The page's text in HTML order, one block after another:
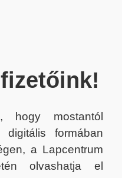
hogy mostantól
digitális formában
a Lapcentrum
olvashatja el